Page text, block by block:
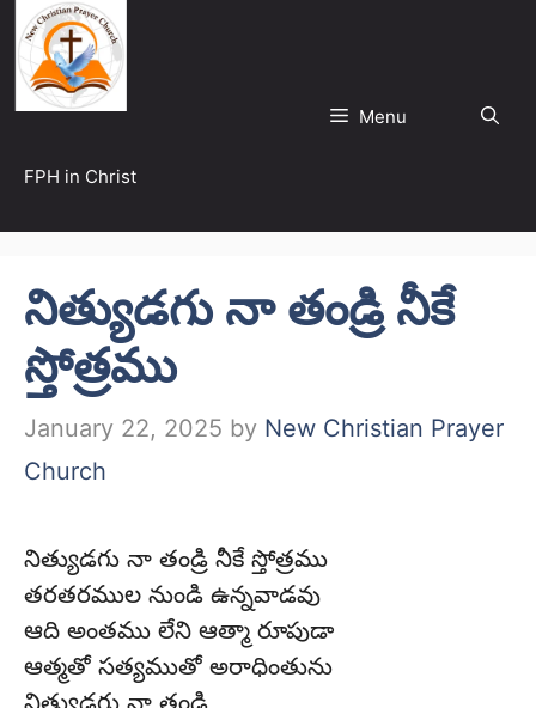
Skip
to
content
FPH in Christ
Menu
నిత్యుడగు నా తండ్రి నీకే
స్తోత్రము
January 22, 2025 by New Christian Prayer
Church
నిత్యుడగు నా తండ్రి నీకే స్తోత్రము
తరతరముల నుండి ఉన్నవాడవు
ఆది అంతము లేని ఆత్మా రూపుడా
ఆత్మతో సత్యముతో అరాధింతును
నిత్యుడగు నా తండ్రి